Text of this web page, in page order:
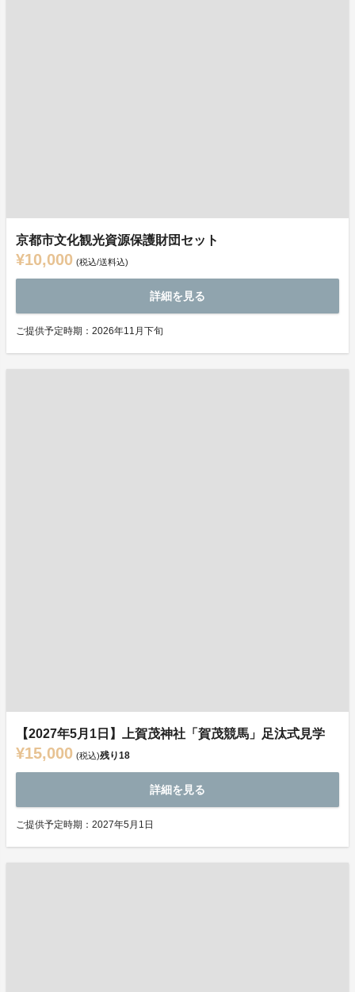
京都市文化観光資源保護財団セット
¥10,000 (税込/送料込)
詳細を見る
ご提供予定時期：2026年11月下旬
【2027年5月1日】上賀茂神社「賀茂競馬」足汰式見学
¥15,000 (税込)残り18
詳細を見る
ご提供予定時期：2027年5月1日